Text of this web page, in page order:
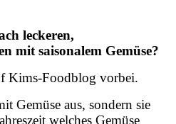
leckeren,
mit saisonalem Gemüse?
Kims-Foodblog vorbei.
Gemüse aus, sondern sie
welches Gemüse